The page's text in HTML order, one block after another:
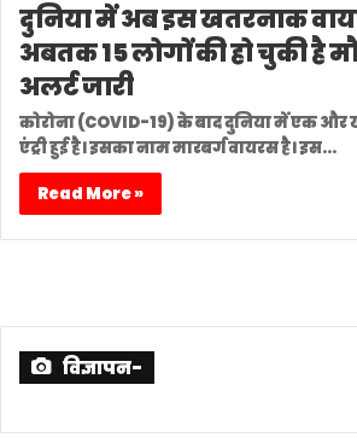
दुनिया में अब इस खतरनाक
अबतक 15 लोगों की हो चुकी है
अलर्ट जारी
कोरोना (COVID-19) के बाद दुनिया में एक
एंट्री हुई है। इसका नाम मारबर्ग वायरस है। इस…
Read More »
विज्ञापन-